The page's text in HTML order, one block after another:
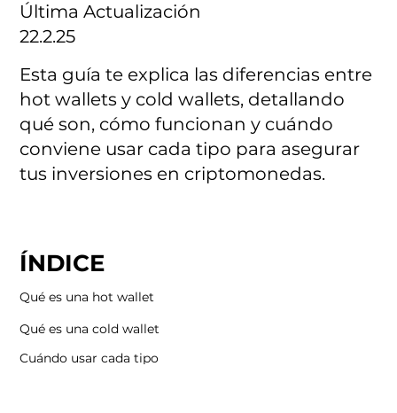
ÍNDICE
Qué es una hot wallet
Qué es una cold wallet
Cuándo usar cada tipo
Última Actualización
22.2.25
Esta guía te explica las diferencias entre
hot wallets y cold wallets, detallando
qué son, cómo funcionan y cuándo
conviene usar cada tipo para asegurar
tus inversiones en criptomonedas.